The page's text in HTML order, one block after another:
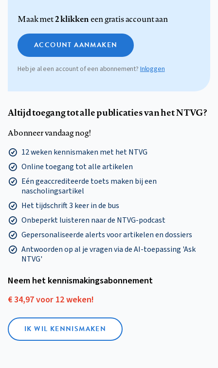
Maak met2 klikkeneen gratis account aan
ACCOUNT AANMAKEN
Heb je al een account of een abonnement? Inloggen
Altijd toegang tot alle publicaties van het NTVG?
Abonneer vandaag nog!
12 weken kennismaken met het NTVG
Online toegang tot alle artikelen
Eén geaccrediteerde toets maken bij een
nascholingsartikel
Het tijdschrift 3 keer in de bus
Onbeperkt luisteren naar de NTVG-podcast
Gepersonaliseerde alerts voor artikelen en dossiers
Antwoorden op al je vragen via de AI-toepassing 'Ask
NTVG'
Neem het kennismakings­abonnement
€ 34,97 voor 12 weken!
IK WIL KENNISMAKEN